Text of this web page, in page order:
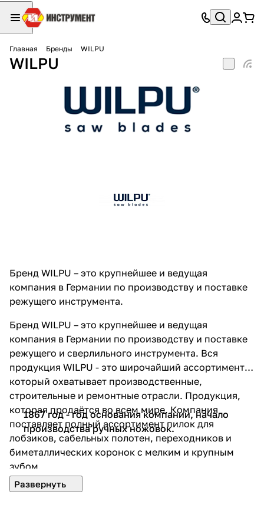
Главная Бренды WILPU
WILPU
Бренд WILPU – это крупнейшее и ведущая
компания в Германии по производству и поставке
режущего инструмента.
Бренд WILPU – это крупнейшее и ведущая
компания в Германии по производству и поставке
режущего и сверлильного инструмента. Вся
продукция WILPU - это широчайший ассортимент
который охватывает производственные,
строительные и ремонтные отрасли. Продукция,
которая продаётся во всем мире. Компания
поставляет полный ассортимент пилок для
лобзиков, сабельных полотен, переходников и
биметаллических коронок с мелким и крупным
зубом.
1867 год - год основания компании, начало
производства ручных ножовок.